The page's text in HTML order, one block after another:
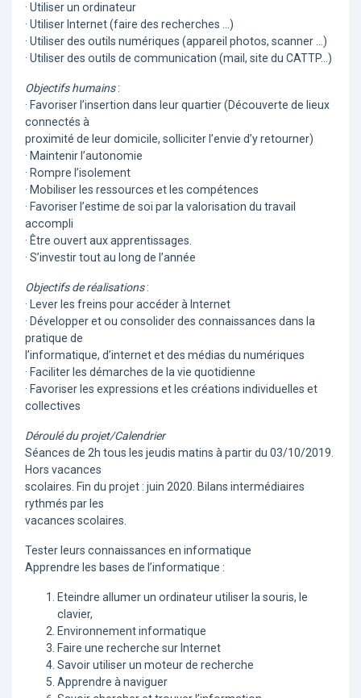
· Utiliser un ordinateur
· Utiliser Internet (faire des recherches …)
· Utiliser des outils numériques (appareil photos, scanner …)
· Utiliser des outils de communication (mail, site du CATTP…)
Objectifs humains:
· Favoriser l’insertion dans leur quartier (Découverte de lieux
connectés à
proximité de leur domicile, solliciter l’envie d’y retourner)
· Maintenir l’autonomie
· Rompre l’isolement
· Mobiliser les ressources et les compétences
· Favoriser l’estime de soi par la valorisation du travail
accompli
· Être ouvert aux apprentissages.
· S’investir tout au long de l’année
Objectifs de réalisations:
· Lever les freins pour accéder à Internet
· Développer et ou consolider des connaissances dans la
pratique de
l’informatique, d’internet et des médias du numériques
· Faciliter les démarches de la vie quotidienne
· Favoriser les expressions et les créations individuelles et
collectives
Déroulé du projet/Calendrier
Séances de 2h tous les jeudis matins à partir du 03/10/2019.
Hors vacances
scolaires. Fin du projet : juin 2020. Bilans intermédiaires
rythmés par les
vacances scolaires.
Tester leurs connaissances en informatique
Apprendre les bases de l’informatique :
Eteindre allumer un ordinateur utiliser la souris, le
clavier,
Environnement informatique
Faire une recherche sur Internet
Savoir utiliser un moteur de recherche
Apprendre à naviguer